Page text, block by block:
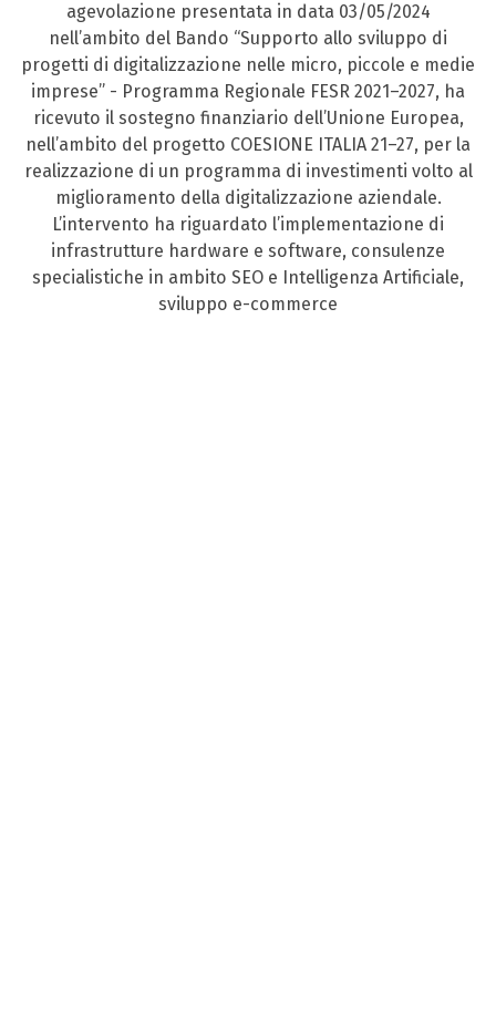
agevolazione presentata in data 03/05/2024
nell’ambito del Bando “Supporto allo sviluppo di
progetti di digitalizzazione nelle micro, piccole e medie
imprese” - Programma Regionale FESR 2021–2027, ha
ricevuto il sostegno finanziario dell’Unione Europea,
nell’ambito del progetto COESIONE ITALIA 21–27, per la
realizzazione di un programma di investimenti volto al
miglioramento della digitalizzazione aziendale.
L’intervento ha riguardato l’implementazione di
infrastrutture hardware e software, consulenze
specialistiche in ambito SEO e Intelligenza Artificiale,
sviluppo e-commerce